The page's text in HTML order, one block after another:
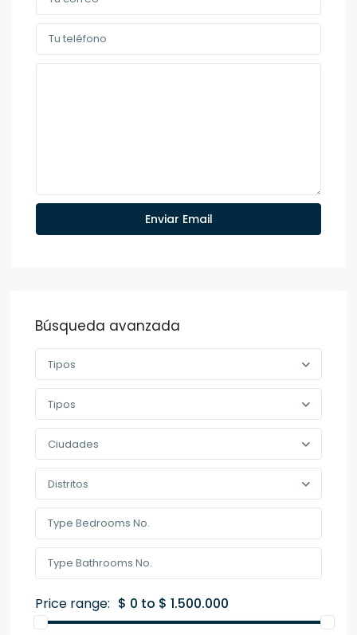
Búsqueda avanzada
Tipos
Tipos
Ciudades
Distritos
Price range: $ 0 to $ 1.500.000